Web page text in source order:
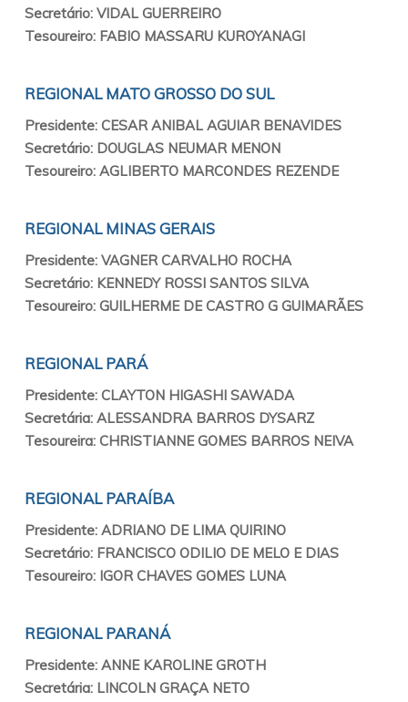
Secretário: VIDAL GUERREIRO
Tesoureiro: FABIO MASSARU KUROYANAGI
REGIONAL MATO GROSSO DO SUL
Presidente: CESAR ANIBAL AGUIAR BENAVIDES
Secretário: DOUGLAS NEUMAR MENON
Tesoureiro: AGLIBERTO MARCONDES REZENDE
REGIONAL MINAS GERAIS
Presidente: VAGNER CARVALHO ROCHA
Secretário: KENNEDY ROSSI SANTOS SILVA
Tesoureiro: GUILHERME DE CASTRO G GUIMARÃES
REGIONAL PARÁ
Presidente: CLAYTON HIGASHI SAWADA
Secretária: ALESSANDRA BARROS DYSARZ
Tesoureira: CHRISTIANNE GOMES BARROS NEIVA
REGIONAL PARAÍBA
Presidente: ADRIANO DE LIMA QUIRINO
Secretário: FRANCISCO ODILIO DE MELO E DIAS
Tesoureiro: IGOR CHAVES GOMES LUNA
REGIONAL PARANÁ
Presidente: ANNE KAROLINE GROTH
Secretária: LINCOLN GRAÇA NETO